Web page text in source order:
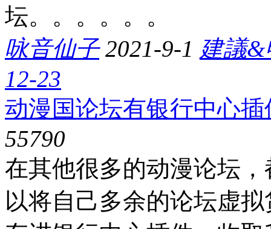
坛。。。。。。
咏音仙子 2021-9-1 建議&
12-23
动漫国论坛有银行中心插
55790
在其他很多的动漫论坛
以将自己多余的论坛虚